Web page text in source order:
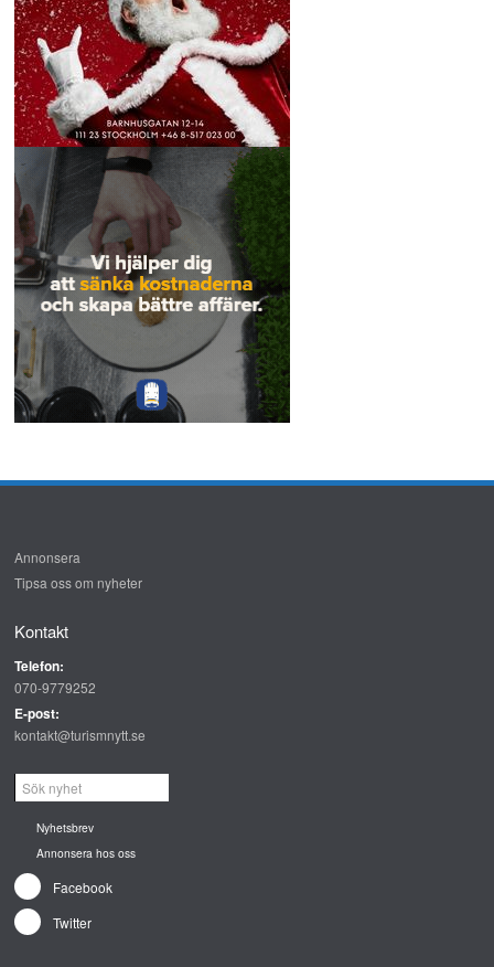
Annonsera
Tipsa oss om nyheter
Kontakt
Telefon:
070-9779252
E-post:
kontakt@turismnytt.se
Nyhetsbrev
Annonsera hos oss
Facebook
Twitter